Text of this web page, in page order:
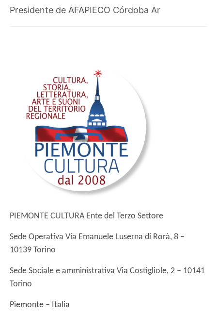
Presidente de AFAPIECO Córdoba Ar
PIEMONTE CULTURA Ente del Terzo Settore
Sede Operativa Via Emanuele Luserna di Rorà, 8 –
10139 Torino
Sede Sociale e amministrativa Via Costigliole, 2 – 10141
Torino
Piemonte – Italia